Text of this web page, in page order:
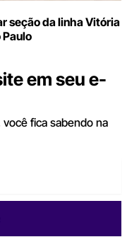
seção da linha Vitória
em seu e-
fica sabendo na